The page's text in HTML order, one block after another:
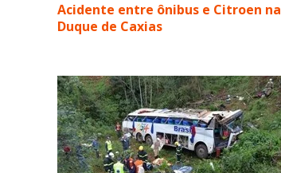
Acidente entre ônibus e Citroen na
Duque de Caxias